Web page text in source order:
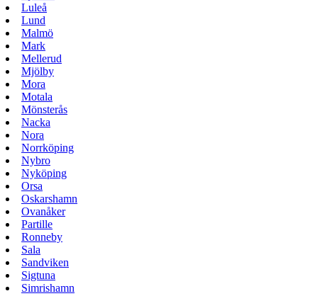
Luleå
Lund
Malmö
Mark
Mellerud
Mjölby
Mora
Motala
Mönsterås
Nacka
Nora
Norrköping
Nybro
Nyköping
Orsa
Oskarshamn
Ovanåker
Partille
Ronneby
Sala
Sandviken
Sigtuna
Simrishamn